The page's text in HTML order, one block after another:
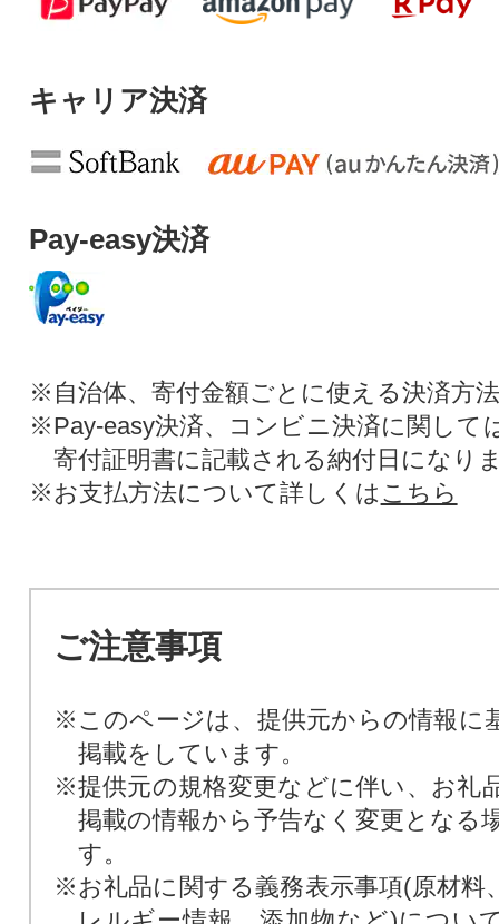
キャリア決済
Pay-easy決済
※自治体、寄付金額ごとに使える決済方
※Pay-easy決済、コンビニ決済に関して
寄付証明書に記載される納付日になり
※お支払方法について詳しくは こちら
ご注意事項
※このページは、提供元からの情報に
掲載をしています。
※提供元の規格変更などに伴い、お礼
掲載の情報から予告なく変更となる
す。
※お礼品に関する義務表示事項(原材料